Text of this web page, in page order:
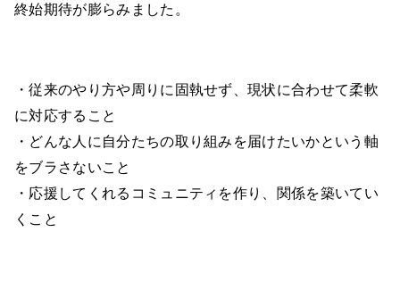
終始期待が膨らみました。
・従来のやり方や周りに固執せず、現状に合わせて柔軟
に対応すること
・どんな人に自分たちの取り組みを届けたいかという軸
をブラさないこと
・応援してくれるコミュニティを作り、関係を築いてい
くこと